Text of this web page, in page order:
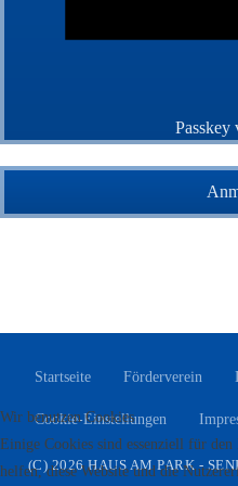
Passkey
Startseite Förderverein
Cookie-Einstellungen
(C) 2026 HAUS AM PARK -
Wir benutzen Cookies
Einige Cookies sind essenziell für
helfen, diese Website und die